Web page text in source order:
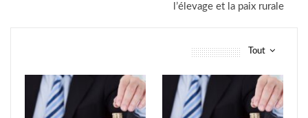
l’élevage et la paix rurale
Tout